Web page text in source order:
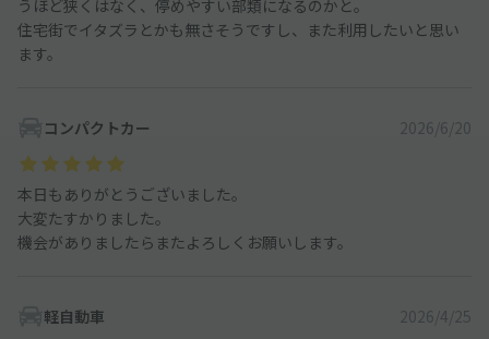
うほど狭くはなく、停めやすい部類になるのかと。
住宅街でイタズラとかも無さそうですし、また利用したいと思い
ます。
コンパクトカー 2026/6/20
本日もありがとうございました。
大変たすかりました。
機会がありましたらまたよろしくお願いします。
軽自動車 2026/4/25